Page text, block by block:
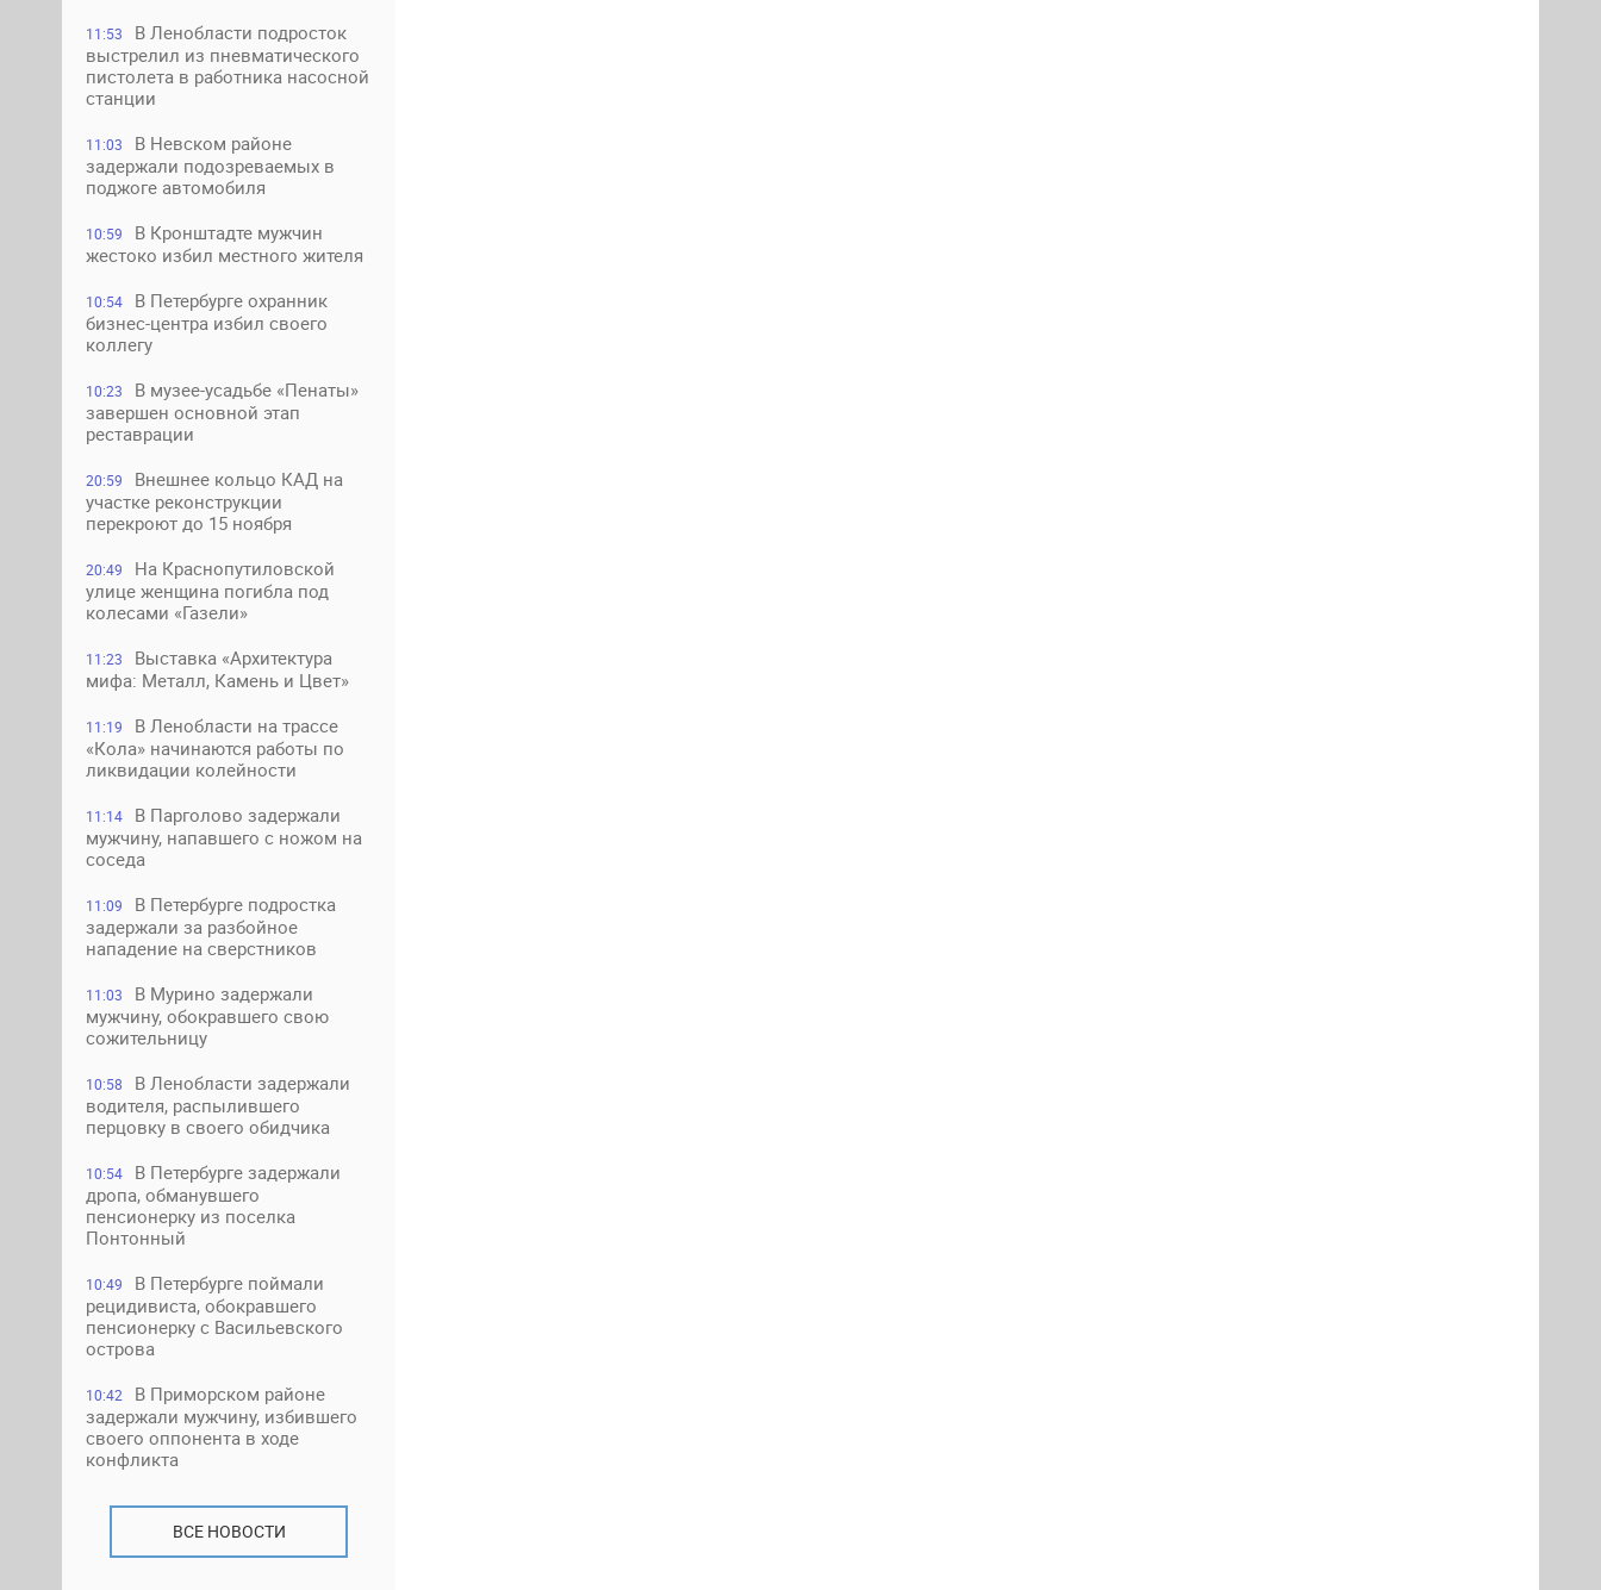
11:53
В Ленобласти подросток
выстрелил из пневматического
пистолета в работника насосной
станции
11:03
В Невском районе
задержали подозреваемых в
поджоге автомобиля
10:59
В Кронштадте мужчин
жестоко избил местного жителя
10:54
В Петербурге охранник
бизнес-центра избил своего
коллегу
10:23
В музее-усадьбе «Пенаты»
завершен основной этап
реставрации
20:59
Внешнее кольцо КАД на
участке реконструкции
перекроют до 15 ноября
20:49
На Краснопутиловской
улице женщина погибла под
колесами «Газели»
11:23
Выставка «Архитектура
мифа: Металл, Камень и Цвет»
11:19
В Ленобласти на трассе
«Кола» начинаются работы по
ликвидации колейности
11:14
В Парголово задержали
мужчину, напавшего с ножом на
соседа
11:09
В Петербурге подростка
задержали за разбойное
нападение на сверстников
11:03
В Мурино задержали
мужчину, обокравшего свою
сожительницу
10:58
В Ленобласти задержали
водителя, распылившего
перцовку в своего обидчика
10:54
В Петербурге задержали
дропа, обманувшего
пенсионерку из поселка
Понтонный
10:49
В Петербурге поймали
рецидивиста, обокравшего
пенсионерку с Васильевского
острова
10:42
В Приморском районе
задержали мужчину, избившего
своего оппонента в ходе
конфликта
ВСЕ НОВОСТИ